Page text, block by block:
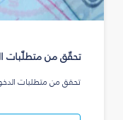
تحقّق من متطلّبات
تحقق من متطلبات